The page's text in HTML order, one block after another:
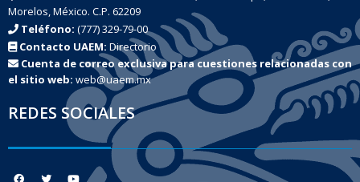
Morelos, México. C.P. 62209
Teléfono: (777) 329-79-00
Contacto UAEM: Directorio
Cuenta de correo exclusiva para cuestiones relacionadas con
el sitio web: web@uaem.mx
REDES SOCIALES